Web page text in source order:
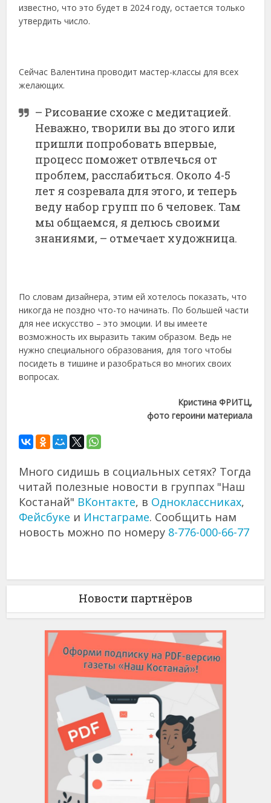
известно, что это будет в 2024 году, остается только
утвердить число.
Сейчас Валентина проводит мастер-классы для всех
желающих.
– Рисование схоже с медитацией.
Неважно, творили вы до этого или
пришли попробовать впервые,
процесс поможет отвлечься от
проблем, расслабиться. Около 4-5
лет я созревала для этого, и теперь
веду набор групп по 6 человек. Там
мы общаемся, я делюсь своими
знаниями, – отмечает художница.
По словам дизайнера, этим ей хотелось показать, что
никогда не поздно что-то начинать. По большей части
для нее искусство – это эмоции. И вы имеете
возможность их выразить таким образом. Ведь не
нужно специального образования, для того чтобы
посидеть в тишине и разобраться во многих своих
вопросах.
Кристина ФРИТЦ,
фото героини материала
Много сидишь в социальных сетях? Тогда
читай полезные новости в группах "Наш
Костанай" ВКонтакте, в Одноклассниках,
Фейсбуке и Инстаграме. Сообщить нам
новость можно по номеру 8-776-000-66-77
Новости партнёров